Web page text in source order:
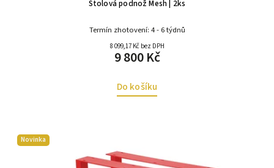
Stolová podnož Mesh | 2ks
Termín zhotovení: 4 - 6 týdnů
8 099,17 Kč bez DPH
9 800 Kč
Do košíku
Novinka